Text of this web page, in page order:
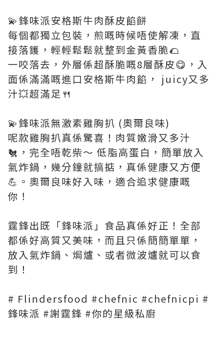
💫鋒味派安格斯牛肉酥皮餡餅
每個都獨立包裝，煎嘅時候唔使解凍，直
接落鑊，輕輕鬆鬆就整到金黃香脆🌮
一咬落去，外層係超酥脆嘅8層酥皮😋，入
面係滿滿嘅進口安格斯牛肉餡， juicy又多
汁💥超滿足🍴
💫鋒味派無激素雞胸扒 (奧爾良味)
呢款雞胸扒真係驚喜！肉質嫩滑又多汁
🐔，完全唔乾柴～ 低脂高蛋白，簡單放入
氣炸鍋，幾分鐘就搞掂，真係健康又方便
💪。奧爾良味好入味，適合追求健康嘅
你！
霆鋒出既「鋒味派」食品真係好正！全部
都係好高質又美味，而且只係簡簡單單，
放入氣炸鍋、焗爐、或者微波爐就可以食
到！
# Flindersfood #chefnic #chefnicpi #
鋒味派 #謝霆鋒 #你的星級私廚